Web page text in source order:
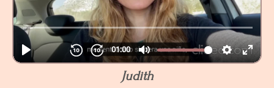
Judith